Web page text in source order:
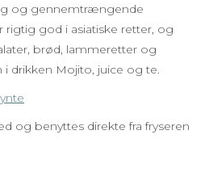
og gennemtrængende
god i asiatiske retter, og
brød, lammeretter og
i drikken Mojito, juice og te.
og benyttes direkte fra fryseren